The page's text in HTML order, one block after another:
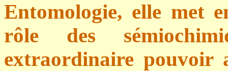
Entomologie, elle met
rôle des
extraordinaire pouvoir